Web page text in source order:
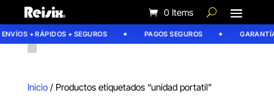
0 Items
+ RÁPIDOS + SEGUROS PAGOS SEGUROS
Inicio/ Productos etiquetados “unidad portatil”